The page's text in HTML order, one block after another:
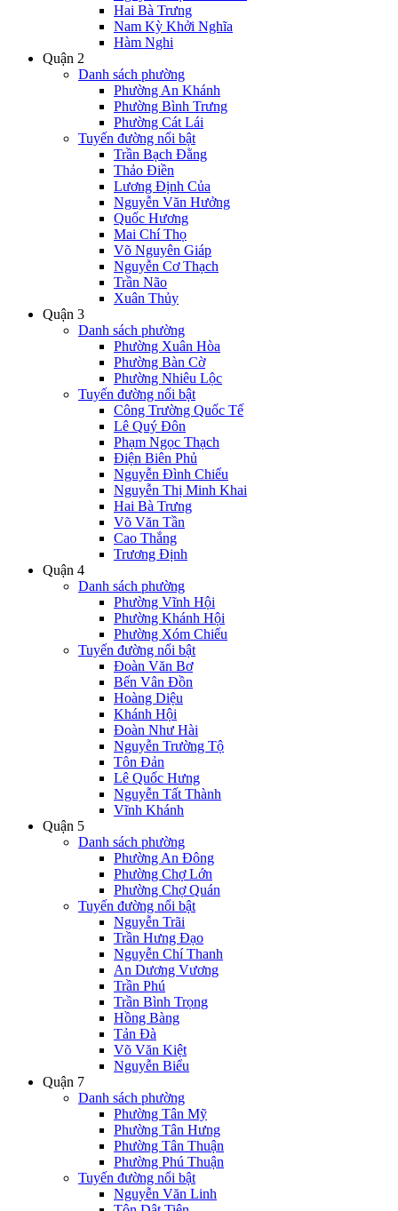
Hai Bà Trưng
Nam Kỳ Khởi Nghĩa
Hàm Nghi
Quận 2
Danh sách phường
Phường An Khánh
Phường Bình Trưng
Phường Cát Lái
Tuyến đường nổi bật
Trần Bạch Đằng
Thảo Điền
Lương Định Của
Nguyễn Văn Hưởng
Quốc Hương
Mai Chí Thọ
Võ Nguyên Giáp
Nguyễn Cơ Thạch
Trần Não
Xuân Thủy
Quận 3
Danh sách phường
Phường Xuân Hòa
Phường Bàn Cờ
Phường Nhiêu Lộc
Tuyến đường nổi bật
Công Trường Quốc Tế
Lê Quý Đôn
Phạm Ngọc Thạch
Điện Biên Phủ
Nguyễn Đình Chiểu
Nguyễn Thị Minh Khai
Hai Bà Trưng
Võ Văn Tần
Cao Thắng
Trương Định
Quận 4
Danh sách phường
Phường Vĩnh Hội
Phường Khánh Hội
Phường Xóm Chiếu
Tuyến đường nổi bật
Đoàn Văn Bơ
Bến Vân Đồn
Hoàng Diệu
Khánh Hội
Đoàn Như Hài
Nguyễn Trường Tộ
Tôn Đản
Lê Quốc Hưng
Nguyễn Tất Thành
Vĩnh Khánh
Quận 5
Danh sách phường
Phường An Đông
Phường Chợ Lớn
Phường Chợ Quán
Tuyến đường nổi bật
Nguyễn Trãi
Trần Hưng Đạo
Nguyễn Chí Thanh
An Dương Vương
Trần Phú
Trần Bình Trọng
Hồng Bàng
Tản Đà
Võ Văn Kiệt
Nguyễn Biểu
Quận 7
Danh sách phường
Phường Tân Mỹ
Phường Tân Hưng
Phường Tân Thuận
Phường Phú Thuận
Tuyến đường nổi bật
Nguyễn Văn Linh